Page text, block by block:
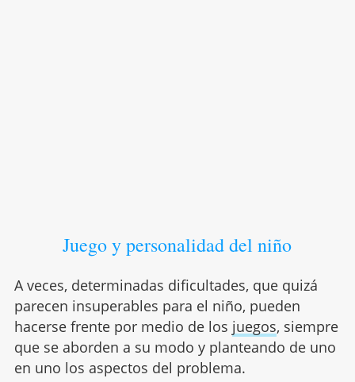
Juego y personalidad del niño
A veces, determinadas dificultades, que quizá
parecen insuperables para el niño, pueden
hacerse frente por medio de los juegos, siempre
que se aborden a su modo y planteando de uno
en uno los aspectos del problema.